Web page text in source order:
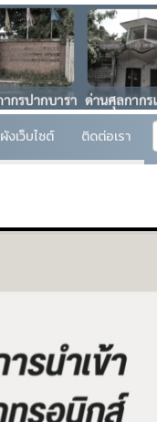
งเว็บไซต์ ติดต่อเรา